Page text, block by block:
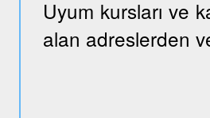
Uyum kursları ve
alan adreslerden